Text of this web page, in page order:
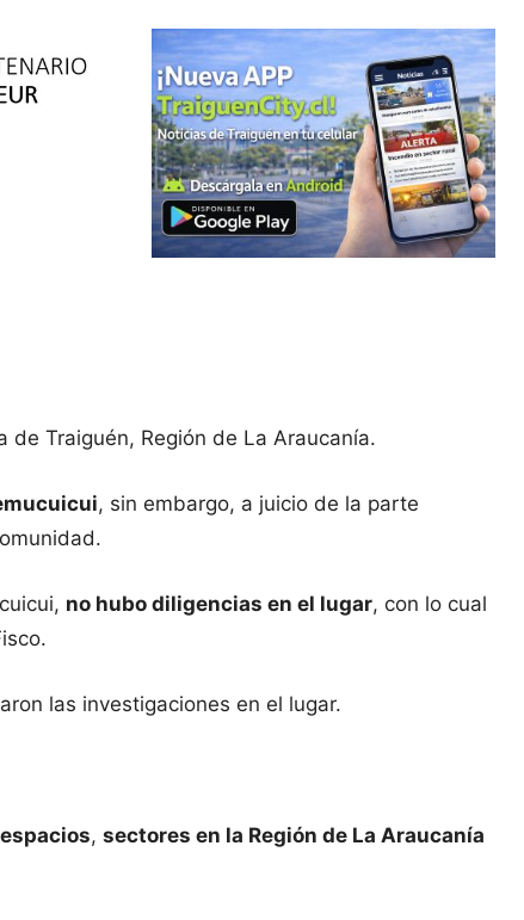
de Traiguén, Región de La Araucanía.
, sin embargo, a juicio de la parte
no hubo diligencias en el lugar, con lo cual
las investigaciones en el lugar.
espacios, sectores en la Región de La Araucanía